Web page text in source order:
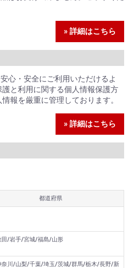
» 詳細はこちら
心・安全にご利用いただけるよ
と利用に関する個人情報保護方
報を厳重に管理しております。
» 詳細はこちら
都道府県
田/岩手/宮城/福島/山形
奈川/山梨/千葉/埼玉/茨城/群馬/栃木/長野/新